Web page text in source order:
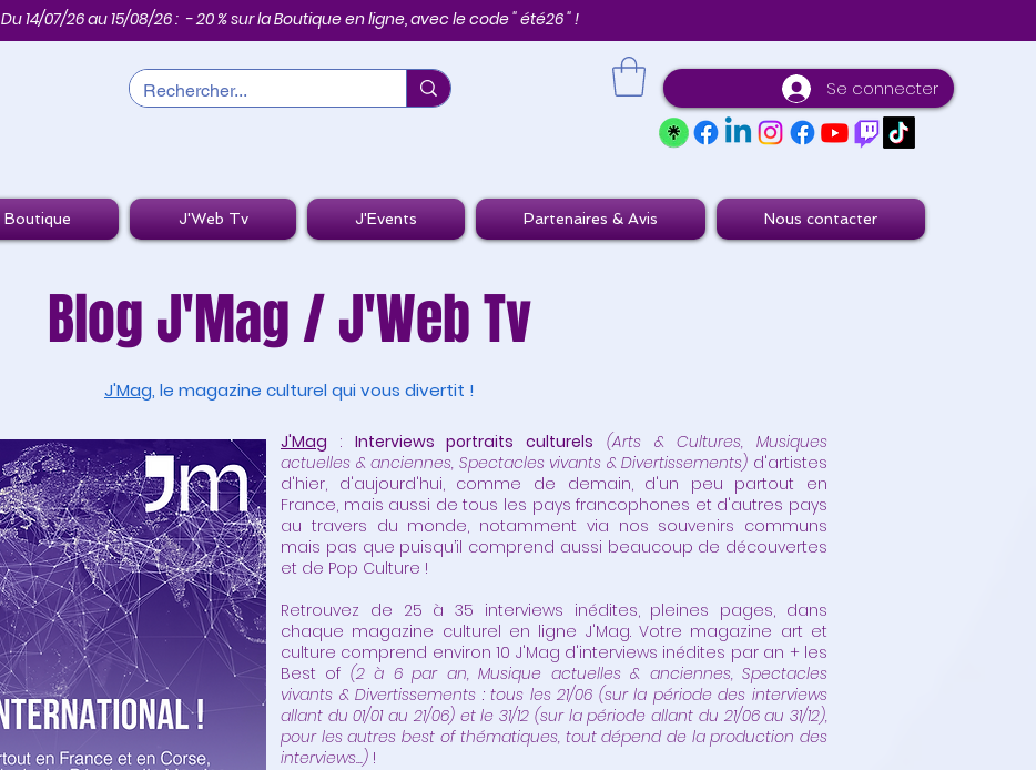
Du 14/07/26 au 15/08/26 : - 20 % sur la Boutique en ligne, avec le code " été26 " !
Se connecter
Boutique J'Web Tv J'Events Partenaires & Avis Nous contacter
BlogJ'Mag/J'Web Tv
J'Mag, le magazine culturel qui vous divertit !
J'Mag : Interviews portraits culturels
(Arts & Cultures, Musiques
actuelles & anciennes, Spectacles vivants & Divertissements) d'artistes
d'hier, d'aujourd'hui, comme de demain, d'un peu partout en
France, mais aussi de tous les pays francophones et d'autres pays
au travers du monde, notamment via nos souvenirs communs
mais pas que puisqu’il comprend aussi beaucoup de découvertes
et de Pop Culture !
Retrouvez de 25 à 35 interviews inédites, pleines pages, dans
chaque magazine culturel en ligne J'Mag. Votre magazine art et
culture comprend environ 10 J'Mag d'interviews inédites par an + les
Best of (2 à 6 par an, Musique actuelles & anciennes, Spectacles
vivants & Divertissements : tous les 21/06 (sur la période des interviews
allant du 01/01 au 21/06) et le 31/12 (sur la période allant du 21/06 au 31/12),
pour les autres best of thématiques, tout dépend de la production des
interviews...) !